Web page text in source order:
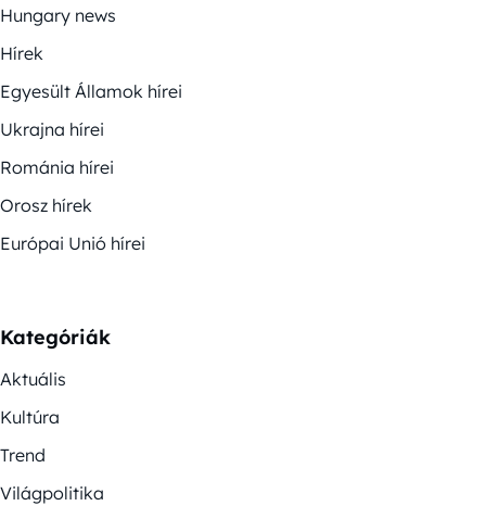
Hungary news
Hírek
Egyesült Államok hírei
Ukrajna hírei
Románia hírei
Orosz hírek
Európai Unió hírei
Kategóriák
Aktuális
Kultúra
Trend
Világpolitika